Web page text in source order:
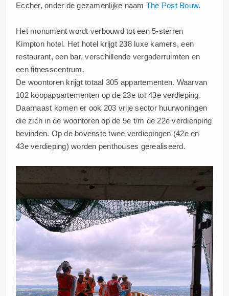
Eccher, onder de gezamenlijke naam The Post Bouw.
Het monument wordt verbouwd tot een 5-sterren
Kimpton hotel. Het hotel krijgt 238 luxe kamers, een
restaurant, een bar, verschillende vergaderruimten en
een fitnesscentrum.
De woontoren krijgt totaal 305 appartementen. Waarvan
102 koopappartementen op de 23e tot 43e verdieping.
Daarnaast komen er ook 203 vrije sector huurwoningen
die zich in de woontoren op de 5e t/m de 22e verdienping
bevinden. Op de bovenste twee verdiepingen (42e en
43e verdieping) worden penthouses gerealiseerd.